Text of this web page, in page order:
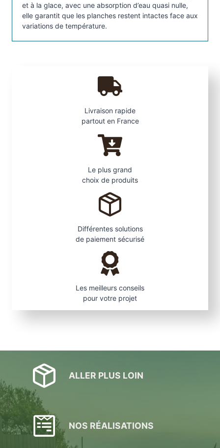
et à la glace, avec une absorption d’eau quasi nulle,
elle garantit que les planches restent intactes face aux
variations de température.
Livraison rapide
partout en France
Le plus grand
choix de produits
Différentes solutions
de paiement sécurisé
Les meilleurs conseils
pour votre projet
ALLER PLUS LOIN
NOS RÉALISATIONS